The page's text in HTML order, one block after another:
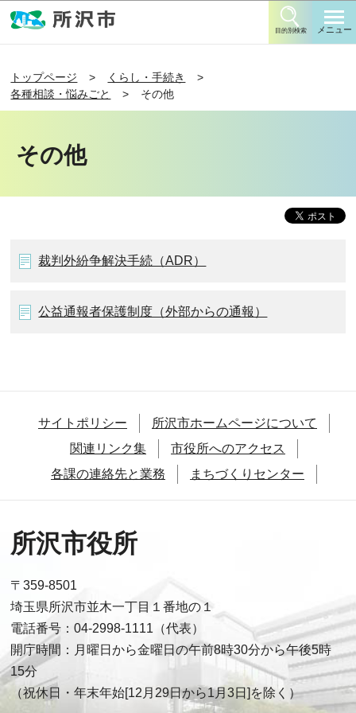
目的別検索 メニュー
トップページ
くらし・手続き
各種相談・悩みごと
その他
その他
裁判外紛争解決手続（ADR）
公益通報者保護制度（外部からの通報）
サイトポリシー
所沢市ホームページについて
関連リンク集
市役所へのアクセス
各課の連絡先と業務
まちづくりセンター
所沢市役所
〒359-8501
埼玉県所沢市並木一丁目１番地の１
電話番号：04-2998-1111（代表）
開庁時間：月曜日から金曜日の午前8時30分から午後5時
15分
（祝休日・年末年始[12月29日から1月3日]を除く）